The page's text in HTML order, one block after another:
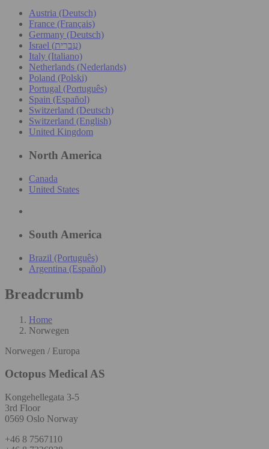
Austria (Deutsch)
France (Français)
Germany (Deutsch)
Israel (עִברִית)
Italy (Italiano)
Netherlands (Nederlands)
Poland (Polski)
Portugal (Português)
Spain (Español)
Switzerland (Deutsch)
Switzerland (English)
United Kingdom
North America
Canada
United States
South America
Brazil (Português)
Argentina (Español)
Breadcrumb
Home
Norwegen
Norwegen / Europa
Octopus Medical AS
Kongehellegata 3-5
3rd Floor
0569 Oslo Norway
+46 8 7567110